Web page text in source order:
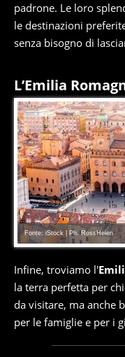
padrone. Le loro
le destinazioni
senza bisogno di
L’Emilia
Fonte: iStock | Ph. RossHelen
Infine, troviamo l'
la terra perfetta per
da visitare, ma anche
per le famiglie e per i